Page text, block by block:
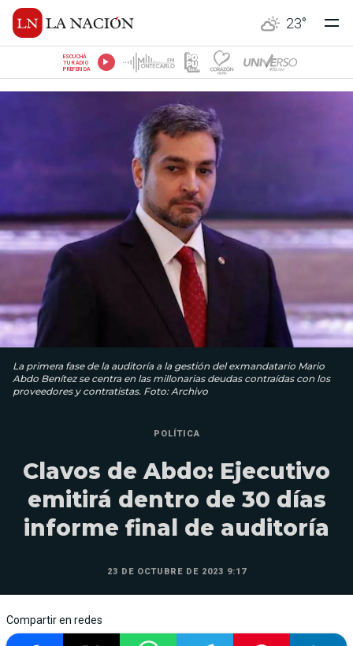
23°
ESCUCHÁ
TU RADIO
PREFERIDA
La primera fase de la auditoría a la gestión del exmandatario Mario
Abdo Benítez se centra en las millonarias deudas contraídas con los
proveedores y contratistas. Foto: Archivo
POLÍTICA
Clavos de Abdo: Ejecutivo
emitirá dentro de 30 días
informe final de auditoría
23 DE OCTUBRE DE 2023 9:17
Compartir en redes